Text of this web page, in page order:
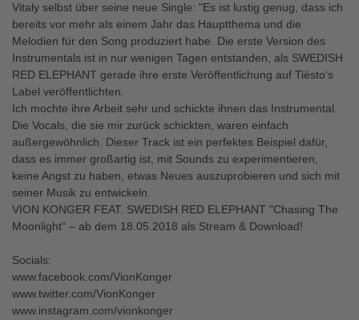
Vitaly selbst über seine neue Single: "Es ist lustig genug, dass ich
bereits vor mehr als einem Jahr das Hauptthema und die
Melodien für den Song produziert habe. Die erste Version des
Instrumentals ist in nur wenigen Tagen entstanden, als SWEDISH
RED ELEPHANT gerade ihre erste Veröffentlichung auf Tiësto‘s
Label veröffentlichten.
Ich mochte ihre Arbeit sehr und schickte ihnen das Instrumental.
Die Vocals, die sie mir zurück schickten, waren einfach
außergewöhnlich. Dieser Track ist ein perfektes Beispiel dafür,
dass es immer großartig ist, mit Sounds zu experimentieren,
keine Angst zu haben, etwas Neues auszuprobieren und sich mit
seiner Musik zu entwickeln.
VION KONGER FEAT. SWEDISH RED ELEPHANT "Chasing The
Moonlight“ – ab dem 18.05.2018 als Stream & Download!
Socials:
www.facebook.com/VionKonger
www.twitter.com/VionKonger
www.instagram.com/vionkonger